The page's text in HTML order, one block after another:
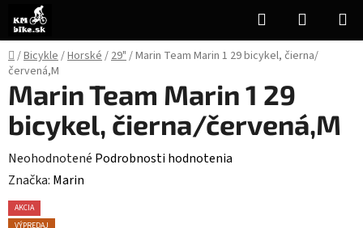
obsah
Hľadať
KOŠÍK
Domov
/Bicykle/Horské/29"/Marin Team Marin 1 29 bicykel, čierna/
červená,M
Marin Team Marin 1 29
bicykel, čierna/červená,M
Priemerné
hodnotenie
produktu
je
Neohodnotené Podrobnosti hodnotenia
Značka: Marin
AKCIA
VÝPREDAJ